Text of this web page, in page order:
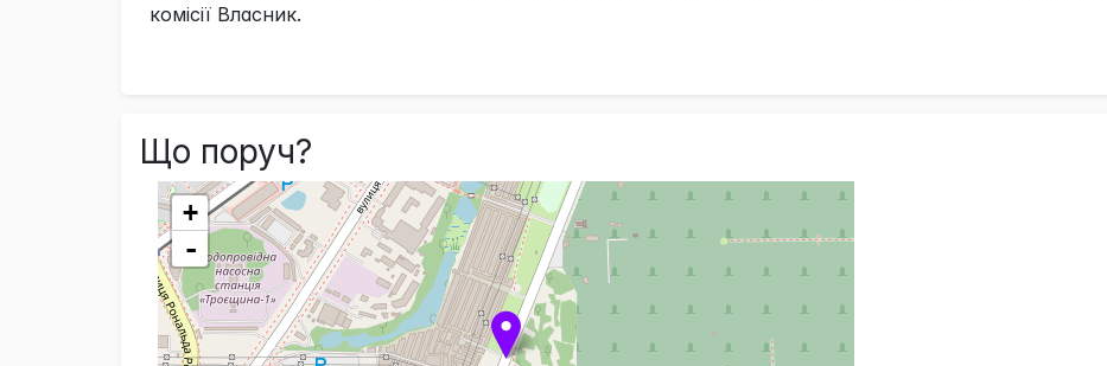
комісії Власник.
Що поруч?
+
-